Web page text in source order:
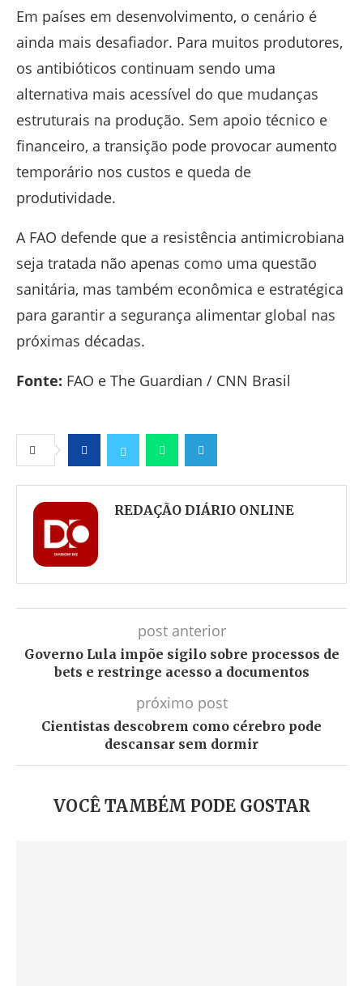
Em países em desenvolvimento, o cenário é
ainda mais desafiador. Para muitos produtores,
os antibióticos continuam sendo uma
alternativa mais acessível do que mudanças
estruturais na produção. Sem apoio técnico e
financeiro, a transição pode provocar aumento
temporário nos custos e queda de
produtividade.
A FAO defende que a resistência antimicrobiana
seja tratada não apenas como uma questão
sanitária, mas também econômica e estratégica
para garantir a segurança alimentar global nas
próximas décadas.
Fonte: FAO e The Guardian / CNN Brasil
FacebookTwitter WhatsappTelegram
REDAÇÃO DIÁRIO ONLINE
post anterior
Governo Lula impõe sigilo sobre processos de
bets e restringe acesso a documentos
próximo post
Cientistas descobrem como cérebro pode
descansar sem dormir
VOCÊ TAMBÉM PODE GOSTAR